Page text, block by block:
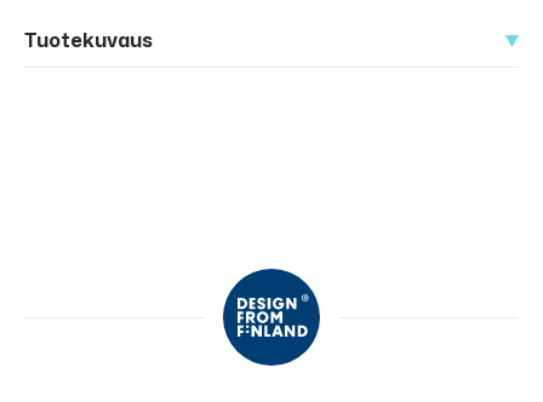
Tuotekuvaus